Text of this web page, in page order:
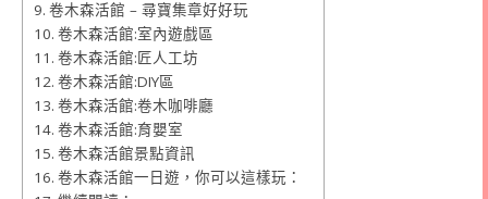
卷木森活館 – 尋寶集章好好玩
卷木森活館:室內遊戲區
卷木森活館:匠人工坊
卷木森活館:DIY區
卷木森活館:卷木咖啡廳
卷木森活館:育嬰室
卷木森活館景點資訊
卷木森活館一日遊，你可以這樣玩：